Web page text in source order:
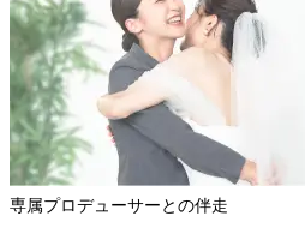
専属プロデューサーとの伴走